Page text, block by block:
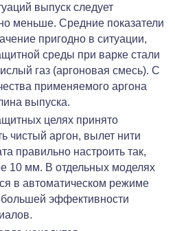
выпуск следует
меньше. Средние показатели
пригодно в ситуации,
среды при варке стали
газ (аргоновая смесь). С
применяемого аргона
выпуска.
целях принято
чистый аргон, вылет нити
правильно настроить так,
10 мм. В отдельных моделях
в автоматическом режиме
эффективности